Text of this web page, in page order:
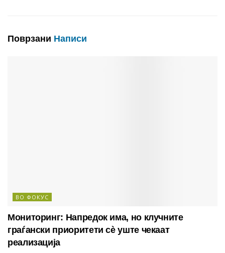
Поврзани Написи
ВО ФОКУС
Мониторинг: Напредок има, но клучните
граѓански приоритети сè уште чекаат
реализација